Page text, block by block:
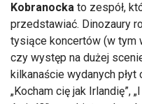
Kobranocka to zespół,
przedstawiać. Dinozaury
tysiące koncertów (w tym
czy występ na dużej
kilkanaście wydanych
„Kocham cię jak Irlandię”,